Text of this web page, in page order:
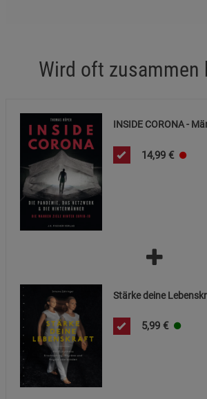
Wird oft zusammen
INSIDE CORONA -
14,99 €
Stärke deine
5,99 €
Statistik Cookies (2)
Beschreibung Statistik Cookies
Cookie-Informationen
Marketing Cookies (3)
Beschreibung Marketing Cookies
Cookie-Informationen